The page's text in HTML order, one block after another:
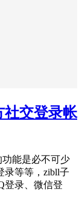
社交登录帐
功能是必不可少
录等等，zibll子
登录、微信登